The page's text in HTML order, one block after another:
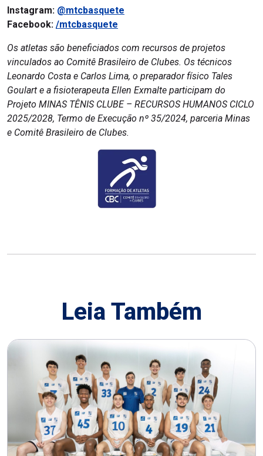
Instagram: @mtcbasquete
Facebook: /mtcbasquete
Os atletas são beneficiados com recursos de projetos
vinculados ao Comitê Brasileiro de Clubes. Os técnicos
Leonardo Costa e Carlos Lima, o preparador físico Tales
Goulart e a fisioterapeuta Ellen Exmalte participam do
Projeto MINAS TÊNIS CLUBE – RECURSOS HUMANOS CICLO
2025/2028, Termo de Execução nº 35/2024, parceria Minas
e Comitê Brasileiro de Clubes.
Leia Também